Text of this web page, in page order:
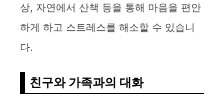
상, 자연에서 산책 등을 통해 마음을 편안
하게 하고 스트레스를 해소할 수 있습니
다.
친구와 가족과의 대화